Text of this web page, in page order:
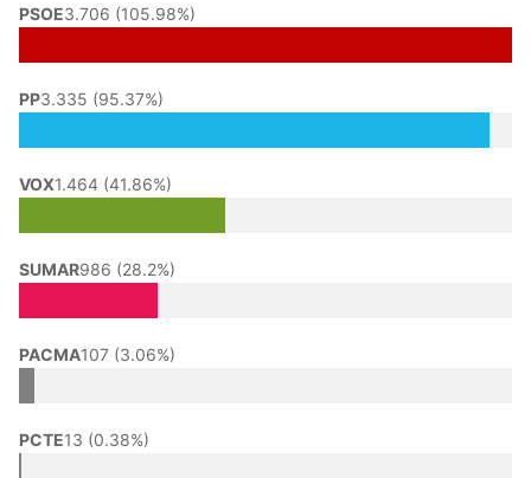
PSOE3.706 (105.98%)
PP3.335 (95.37%)
VOX1.464 (41.86%)
SUMAR986 (28.2%)
PACMA107 (3.06%)
PCTE13 (0.38%)